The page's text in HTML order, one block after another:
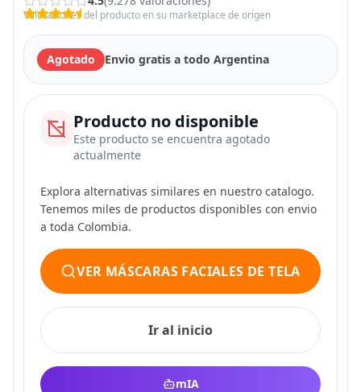
Valoraciones del producto en su marketplace de origen
Agotado Envio gratis a todo Argentina
Producto no disponible
Este producto se encuentra agotado
actualmente
Explora alternativas similares en nuestro catalogo.
Tenemos miles de productos disponibles con envio
a toda Colombia.
VER MÁSCARAS FACIALES DE TELA
Ir al inicio
mIA